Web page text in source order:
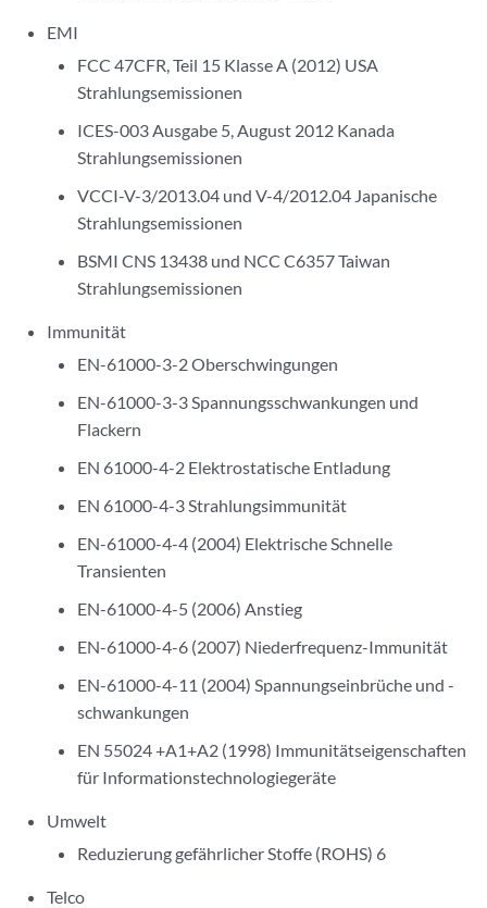
EMI
FCC 47CFR, Teil 15 Klasse A (2012) USA
Strahlungsemissionen
ICES-003 Ausgabe 5, August 2012 Kanada
Strahlungsemissionen
VCCI-V-3/2013.04 und V-4/2012.04 Japanische
Strahlungsemissionen
BSMI CNS 13438 und NCC C6357 Taiwan
Strahlungsemissionen
Immunität
EN-61000-3-2 Oberschwingungen
EN-61000-3-3 Spannungsschwankungen und
Flackern
EN 61000-4-2 Elektrostatische Entladung
EN 61000-4-3 Strahlungsimmunität
EN-61000-4-4 (2004) Elektrische Schnelle
Transienten
EN-61000-4-5 (2006) Anstieg
EN-61000-4-6 (2007) Niederfrequenz-Immunität
EN-61000-4-11 (2004) Spannungseinbrüche und -
schwankungen
EN 55024 +A1+A2 (1998) Immunitätseigenschaften
für Informationstechnologiegeräte
Umwelt
Reduzierung gefährlicher Stoffe (ROHS) 6
Telco